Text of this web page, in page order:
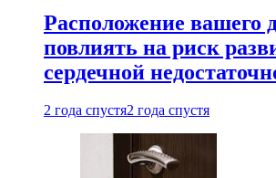
Расположение вашего
повлиять на риск
сердечной
2 года спустя2 года спустя